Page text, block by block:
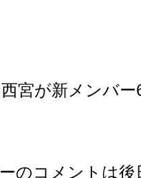
宮が新メンバー
のコメントは